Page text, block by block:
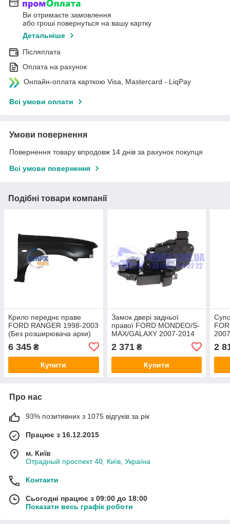
Ви отримаєте замовлення
або гроші повернуться на вашу картку
Детальніше
Післяплата
Оплата на рахунок
Онлайн-оплата карткою Visa, Mastercard - LiqPay
Всі умови оплати
Умови повернення
Повернення товару впродовж 14 днів за рахунок покупця
Всі умови повернення
Подібні товари компанії
Крило переднє праве
FORD RANGER 1998-2003
(Без розширювача арки)
6 345 ₴
Купити
Замок двері задньої
правої FORD MONDEO/S-
MAX/GALAXY 2007-2014
(1791402/7S7AA26412GC/
HMPX
2 371₴
Купити
2
Про нас
93% позитивних з 1075 відгуків за рік
Працює з 16.12.2015
м. Київ
Отрадный проспект 40, Київ, Україна
Контакти
Сьогодні працює з 09:00 до 18:00
Показати весь графік роботи